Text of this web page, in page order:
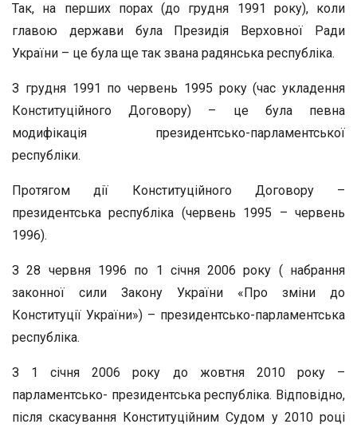
Так, на перших порах (до грудня 1991 року), коли
главою держави була Президія Верховної Ради
України – це була ще так звана радянська республіка.
З грудня 1991 по червень 1995 року (час укладення
Конституційного Договору) – це була певна
модифікація президентсько-парламентської
республіки.
Протягом дії Конституційного Договору –
президентська республіка (червень 1995 – червень
1996).
З 28 червня 1996 по 1 січня 2006 року ( набрання
законної сили Закону України «Про зміни до
Конституції України») – президентсько-парламентська
республіка.
З 1 січня 2006 року до жовтня 2010 року –
парламентсько- президентська республіка. Відповідно,
після скасування Конституційним Судом у 2010 році